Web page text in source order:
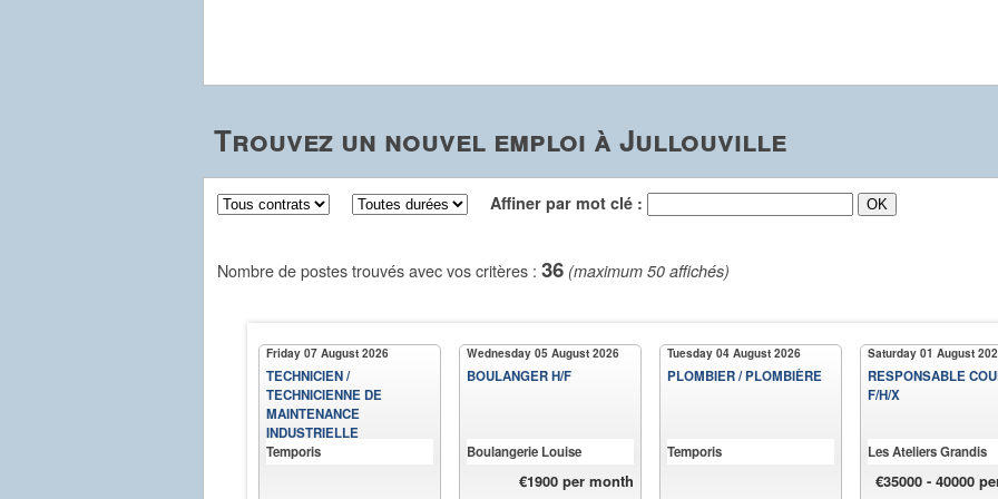
Trouvez un nouvel emploi à Jullouville
Affiner par mot clé :
Nombre de postes trouvés avec vos critères : 36 (maximum 50 affichés)
Friday 07 August 2026
TECHNICIEN /
TECHNICIENNE DE
MAINTENANCE
INDUSTRIELLE
Temporis
Wednesday 05 August 2026
BOULANGER H/F
Boulangerie Louise
€1900 per month
Tuesday 04 August 2026
PLOMBIER / PLOMBIÈRE
Temporis
Saturday 01 August
RESPONSABLE
F/H/X
Les Ateliers Grandis
€35000 - 40000